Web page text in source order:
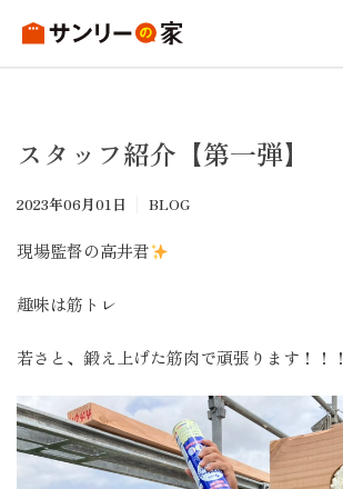
スタッフ紹介【第一弾】
2023年06月01日 BLOG
現場監督の高井君
趣味は筋トレ
若さと、鍛え上げた筋肉で頑張ります！！！
無料相談
資料請求
分譲住宅
リフォーム